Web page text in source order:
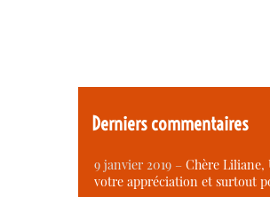
Derniers commentaires
9 janvier 2019 – Chère
votre appréciation et surtout